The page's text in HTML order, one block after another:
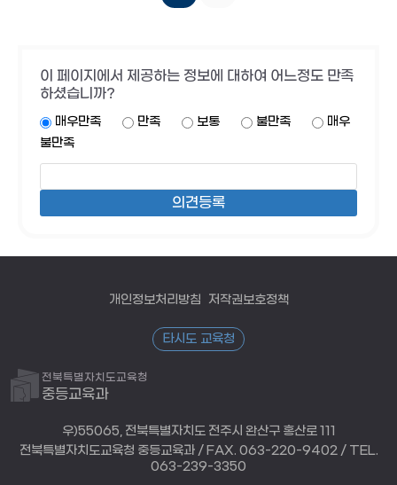
이 페이지에서 제공하는 정보에 대하여 어느정도 만족
하셨습니까?
매우만족 만족 보통 불만족
매우
불만족
개인정보처리방침 저작권보호정책
타시도 교육청
전북특별자치도교육청
중등교육과
우)55065, 전북특별자치도 전주시 완산구 홍산로 111
전북특별자치도교육청 중등교육과 / FAX. 063-220-9402 / TEL.
063-239-3350